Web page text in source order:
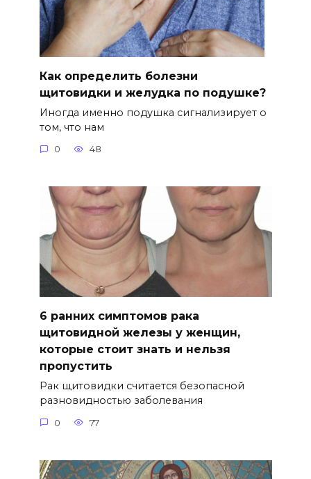
Как определить болезни
щитовидки и желудка по подушке?
Иногда именно подушка сигнализирует о
том, что нам
0 48
6 ранних симптомов рака
щитовидной железы у женщин,
которые стоит знать и нельзя
пропустить
Рак щитовидки считается безопасной
разновидностью заболевания
0 77